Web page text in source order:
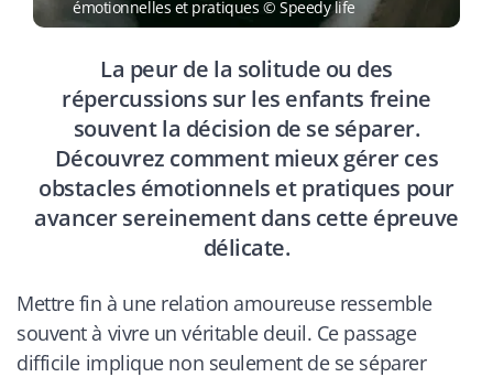
émotionnelles et pratiques © Speedy life
La peur de la solitude ou des
répercussions sur les enfants freine
souvent la décision de se séparer.
Découvrez comment mieux gérer ces
obstacles émotionnels et pratiques pour
avancer sereinement dans cette épreuve
délicate.
Mettre fin à une relation amoureuse ressemble
souvent à vivre un véritable deuil. Ce passage
difficile implique non seulement de se séparer